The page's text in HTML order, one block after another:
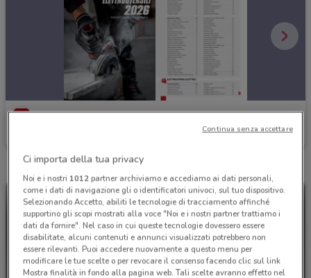
Einhell
Ci importa della tua privacy
Noi e i nostri 1012partner archiviamo e accediamo ai dati personali,
come i dati di navigazione gli o identificatori univoci, sul tuo dispositivo.
Selezionando Accetto, abiliti le tecnologie di tracciamento affinché
supportino gli scopi mostrati alla voce "Noi e i nostri partner trattiamo i
dati da fornire". Nel caso in cui queste tecnologie dovessero essere
disabilitate, alcuni contenuti e annunci visualizzati potrebbero non
essere rilevanti. Puoi accedere nuovamente a questo menu per
modificare le tue scelte o per revocare il consenso facendo clic sul link
Mostra finalità in fondo alla pagina web. Tali scelte avranno effetto nel
Continua senza accettare